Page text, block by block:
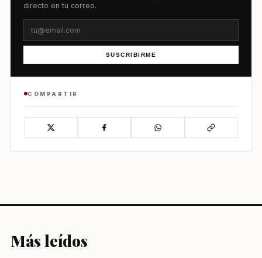
directo en tu correo.
SUSCRIBIRME
COMPARTIR
Más leídos